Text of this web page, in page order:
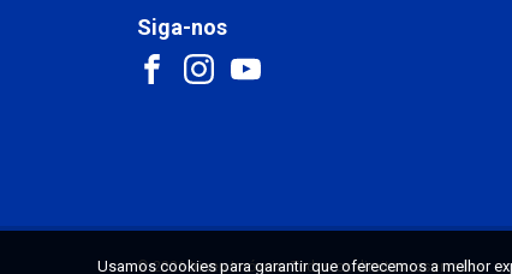
Siga-nos
© 2026 Irineu Imóveis. Todos os direitos reservados.
Usamos cookies para garantir que oferecemos a melhor